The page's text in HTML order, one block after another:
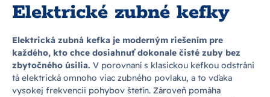
Elektrické zubné kefky
Elektrická zubná kefka je moderným riešením pre
každého, kto chce dosiahnuť dokonale čisté zuby bez
zbytočného úsilia. V porovnaní s klasickou kefkou odstráni
tá elektrická omnoho viac zubného povlaku, a to vďaka
vysokej frekvencii pohybov štetín. Zároveň pomáha